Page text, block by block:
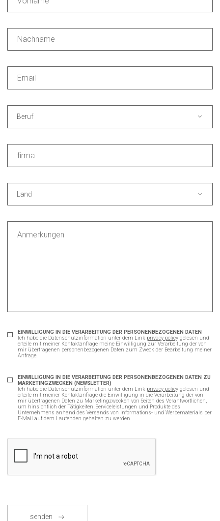
Beruf
Land
EINWILLIGUNG IN DIE VERARBEITUNG DER PERSONENBEZOGENEN DATEN
Ich habe die Datenschutzinformation unter dem Link privacy policy gelesen und
erteile mit meiner Kontaktanfrage meine Einwilligung zur Verarbeitung der von
mir übertragenen personenbezogenen Daten zum Zweck der Bearbeitung meiner
Anfrage.
EINWILLIGUNG IN DIE VERARBEITUNG DER PERSONENBEZOGENEN DATEN ZU
MARKETINGZWECKEN (NEWSLETTER)
Ich habe die Datenschutzinformation unter dem Link privacy policy gelesen und
erteile mit meiner Kontaktanfrage die Einwilligung in die Verarbeitung der von
mir übertragenen Daten zu Marketingzwecken von Seiten des Verantwortlichen,
um hinsichtlich der Tätigkeiten, Serviceleistungen und Produkte des
Unternehmens anhand des Versands von Informations- und Werbematerials per
E-Mail auf dem Laufenden gehalten zu werden.
senden